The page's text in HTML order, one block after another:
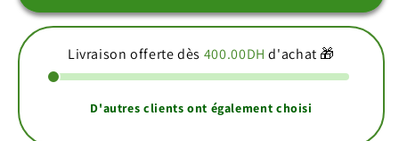
Livraison offerte dès 400.00DH d'achat 🎁
D'autres clients ont également choisi